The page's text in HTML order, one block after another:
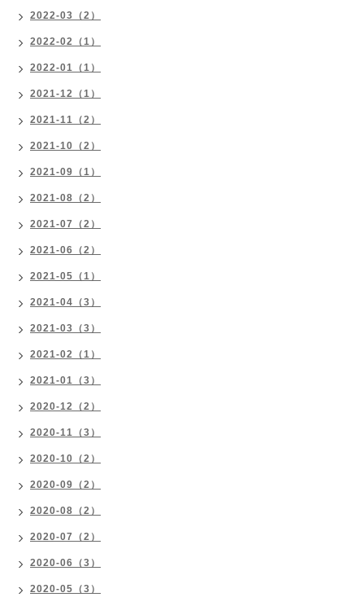
2022-03（2）
2022-02（1）
2022-01（1）
2021-12（1）
2021-11（2）
2021-10（2）
2021-09（1）
2021-08（2）
2021-07（2）
2021-06（2）
2021-05（1）
2021-04（3）
2021-03（3）
2021-02（1）
2021-01（3）
2020-12（2）
2020-11（3）
2020-10（2）
2020-09（2）
2020-08（2）
2020-07（2）
2020-06（3）
2020-05（3）